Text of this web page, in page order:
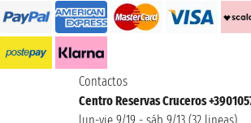
Contactos
Centro Reservas Cruceros